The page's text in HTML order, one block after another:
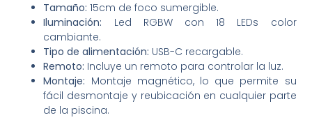
Tamaño: 15cm de foco sumergible.
Iluminación: Led RGBW con 18 LEDs color
cambiante.
Tipo de alimentación: USB-C recargable.
Remoto: Incluye un remoto para controlar la luz.
Montaje: Montaje magnético, lo que permite su
fácil desmontaje y reubicación en cualquier parte
de la piscina.